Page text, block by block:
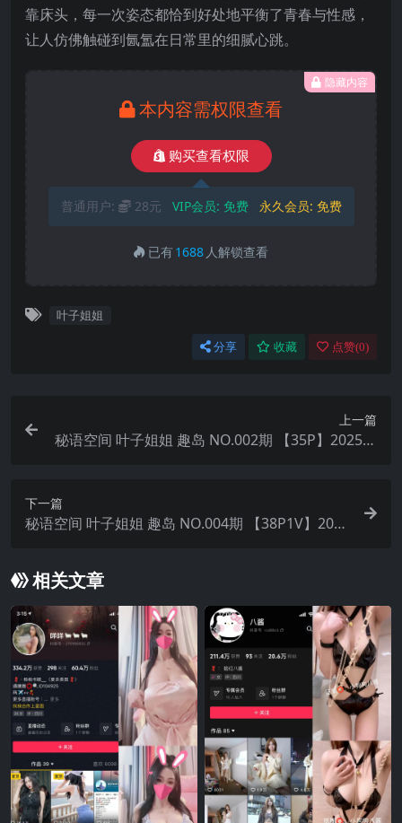
靠床头，每一次姿态都恰到好处地平衡了青春与性感，
让人仿佛触碰到氤氲在日常里的细腻心跳。
隐藏内容
本内容需权限查看
购买查看权限
普通用户: 28元 VIP会员: 免费 永久会员: 免费
已有1688 人解锁查看
叶子姐姐
分享 收藏 点赞(0)
上一篇
秘语空间 叶子姐姐 趣岛 NO.002期 【35P】2025年
下一篇
秘语空间 叶子姐姐 趣岛 NO.004期 【38P1V】2025
相关文章